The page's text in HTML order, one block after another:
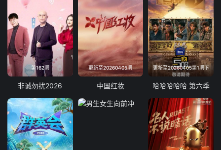
第162期
非诚勿扰2026
更新至20260405期
中国红妆
更新至20260405第1期下
哈哈哈哈哈 第六季